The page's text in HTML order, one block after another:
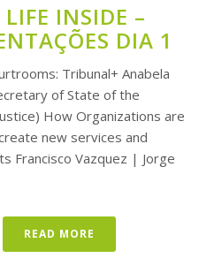
INSIDE –
DIA 1
Tribunal+ Anabela
of State of the
How Organizations are
new services and
Francisco Vazquez | Jorge
READ MORE